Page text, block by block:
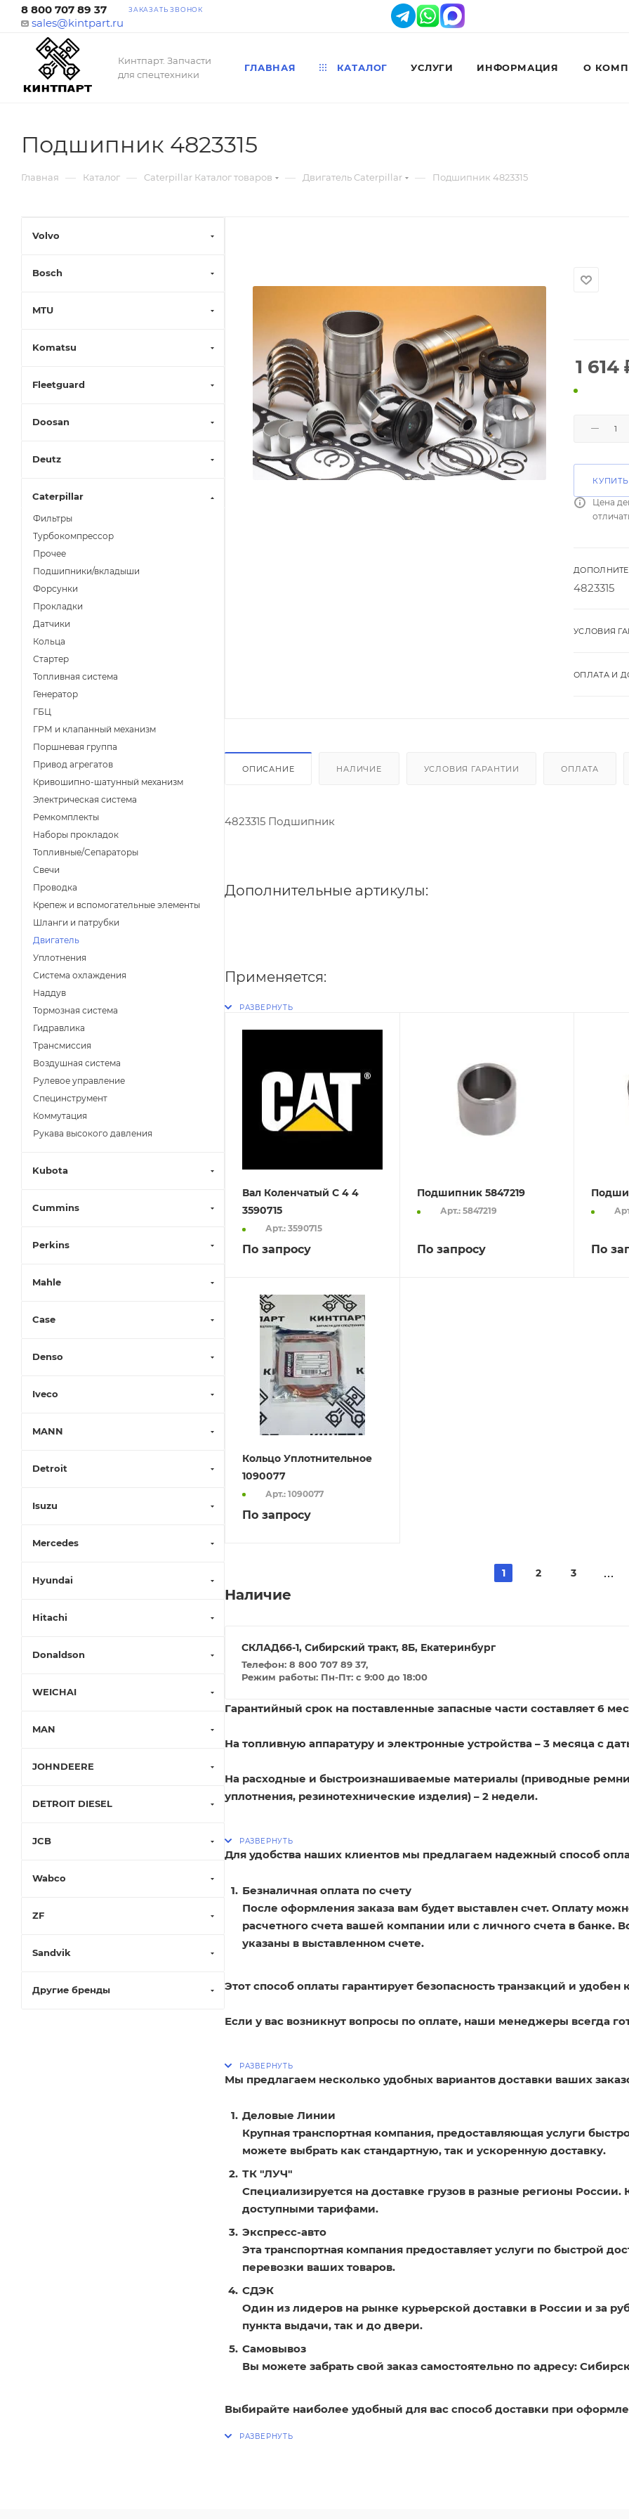
8 800 707 89 37 ЗАКАЗАТЬ ЗВОНОК
sales@kintpart.ru
Кинтпарт. Запчасти
для спецтехники
ГЛАВНАЯ КАТАЛОГ УСЛУГИ ИНФОРМАЦИЯ О
Подшипник 4823315
Главная — Каталог — Caterpillar Каталог товаров — Двигатель Caterpillar — Подшипник 4823315
1 614
Цена
4823315
УСЛОВИЯ
ОПЛАТА И
ОПИСАНИЕ НАЛИЧИЕ УСЛОВИЯ ГАРАНТИИ ОПЛАТА
4823315 Подшипник
Дополнительные артикулы:
Применяется:
Вал Коленчатый C 4 4
3590715
Арт.: 3590715
По запросу
Подшипник 5847219
Арт.: 5847219
По запросу По
Кольцо Уплотнительное
1090077
Арт.: 1090077
По запросу
1 2 3
Наличие
СКЛАД66-1, Сибирский тракт, 8Б, Екатеринбург
Телефон: 8 800 707 89 37,
Режим работы: Пн-Пт: с 9:00 до 18:00
Гарантийный срок на поставленные запасные части составляет 6
На топливную аппаратуру и электронные устройства – 3 месяца с
На расходные и быстроизнашиваемые материалы (приводные
уплотнения, резинотехнические изделия) – 2 недели.
Для удобства наших клиентов мы предлагаем надежный способ
Безналичная оплата по счету
После оформления заказа вам будет выставлен счет. Оплату
расчетного счета вашей компании или с личного счета в банке.
указаны в выставленном счете.
Этот способ оплаты гарантирует безопасность транзакций и
Если у вас возникнут вопросы по оплате, наши менеджеры всегда
Мы предлагаем несколько удобных вариантов доставки ваших
Деловые Линии
Крупная транспортная компания, предоставляющая услуги
можете выбрать как стандартную, так и ускоренную доставку.
ТК "ЛУЧ"
Специализируется на доставке грузов в разные регионы
доступными тарифами.
Экспресс-авто
Эта транспортная компания предоставляет услуги по быстрой
перевозки ваших товаров.
СДЭК
Один из лидеров на рынке курьерской доставки в России и за
пункта выдачи, так и до двери.
Самовывоз
Вы можете забрать свой заказ самостоятельно по адресу:
Выбирайте наиболее удобный для вас способ доставки при
Volvo
Bosch
MTU
Komatsu
Fleetguard
Doosan
Deutz
Caterpillar
Фильтры
Турбокомпрессор
Прочее
Подшипники/вкладыши
Форсунки
Прокладки
Датчики
Кольца
Стартер
Топливная система
Генератор
ГБЦ
ГРМ и клапанный механизм
Поршневая группа
Привод агрегатов
Кривошипно-шатунный механизм
Электрическая система
Ремкомплекты
Наборы прокладок
Топливные/Сепараторы
Свечи
Проводка
Крепеж и вспомогательные элементы
Шланги и патрубки
Двигатель
Уплотнения
Система охлаждения
Наддув
Тормозная система
Гидравлика
Трансмиссия
Воздушная система
Рулевое управление
Специнструмент
Коммутация
Рукава высокого давления
Kubota
Cummins
Perkins
Mahle
Case
Denso
Iveco
MANN
Detroit
Isuzu
Mercedes
Hyundai
Hitachi
Donaldson
WEICHAI
MAN
JOHNDEERE
DETROIT DIESEL
JCB
Wabco
ZF
Sandvik
Другие бренды